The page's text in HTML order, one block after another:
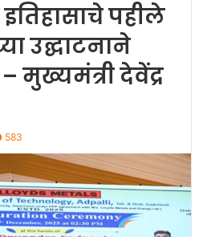
पहीले
उद्घाटनाने
मुख्यमंत्री देवेंद्र
583